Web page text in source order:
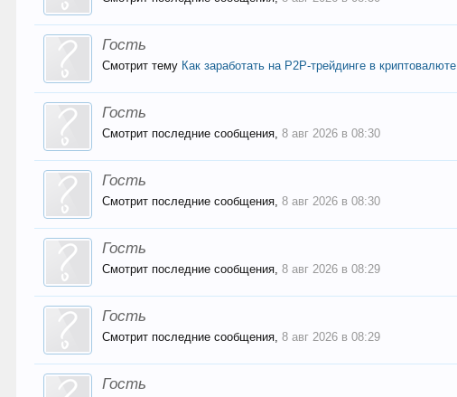
Гость
Смотрит тему Как заработать на P2P-трейдинге в криптовалюте
Гость
Смотрит последние сообщения,8 авг 2026 в 08:30
Гость
Смотрит последние сообщения,8 авг 2026 в 08:30
Гость
Смотрит последние сообщения,8 авг 2026 в 08:29
Гость
Смотрит последние сообщения,8 авг 2026 в 08:29
Гость